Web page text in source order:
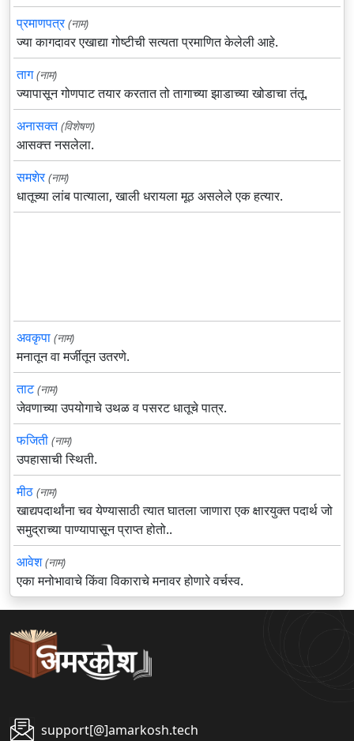
प्रमाणपत्र (नाम)
ज्या कागदावर एखाद्या गोष्टीची सत्यता प्रमाणित केलेली आहे.
ताग (नाम)
ज्यापासून गोणपाट तयार करतात तो तागाच्या झाडाच्या खोडाचा तंतू.
अनासक्त (विशेषण)
आसक्त्त नसलेला.
समशेर (नाम)
धातूच्या लांब पात्याला, खाली धरायला मूठ असलेले एक हत्यार.
अवकृपा (नाम)
मनातून वा मर्जीतून उतरणे.
ताट (नाम)
जेवणाच्या उपयोगाचे उथळ व पसरट धातूचे पात्र.
फजिती (नाम)
उपहासाची स्थिती.
मीठ (नाम)
खाद्यपदार्थांना चव येण्यासाठी त्यात घातला जाणारा एक क्षारयुक्त पदार्थ जो
समुद्राच्या पाण्यापासून प्राप्त होतो..
आवेश (नाम)
एका मनोभावाचे किंवा विकाराचे मनावर होणारे वर्चस्व.
support[@]amarkosh.tech